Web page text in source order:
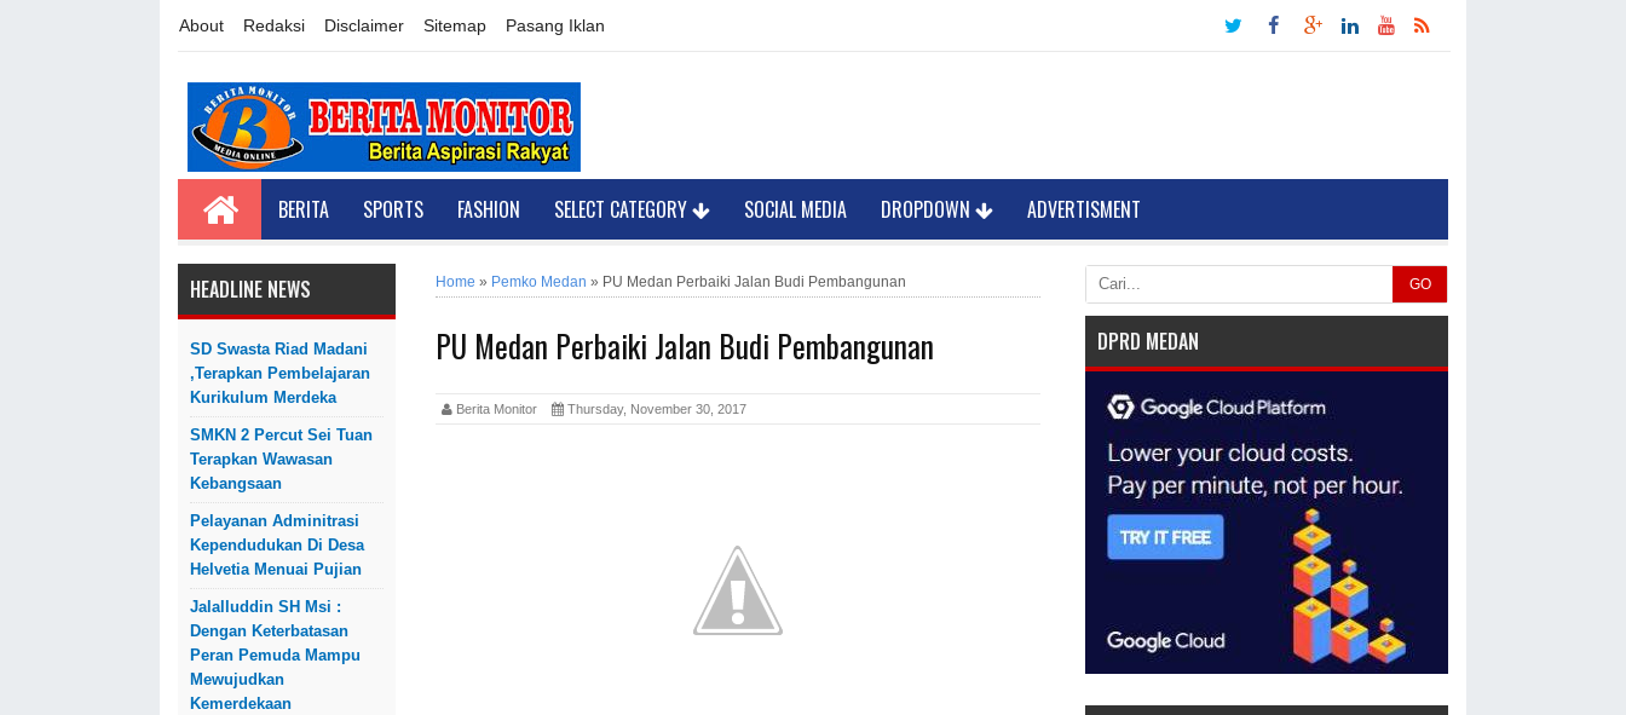
About Redaksi Disclaimer Sitemap Pasang Iklan
BERITA SPORTS FASHION SELECT CATEGORY SOCIAL MEDIA DROPDOWN ADVERTISMENT
HEADLINE NEWS
SD Swasta Riad Madani
,Terapkan Pembelajaran
Kurikulum Merdeka
SMKN 2 Percut Sei Tuan
Terapkan Wawasan
Kebangsaan
Pelayanan Adminitrasi
Kependudukan Di Desa
Helvetia Menuai Pujian
Jalalluddin SH Msi :
Dengan Keterbatasan
Peran Pemuda Mampu
Mewujudkan
Kemerdekaan
Home » Pemko Medan » PU Medan Perbaiki Jalan Budi Pembangunan
PU Medan Perbaiki Jalan Budi Pembangunan
Berita Monitor Thursday, November 30, 2017
GO
DPRD MEDAN